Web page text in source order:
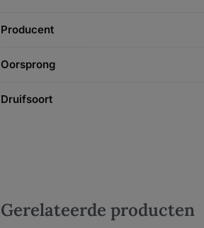
Producent
Oorsprong
Druifsoort
Gerelateerde producten